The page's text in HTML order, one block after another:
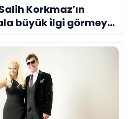
Korkmaz’ın
büyük ilgi görmeye